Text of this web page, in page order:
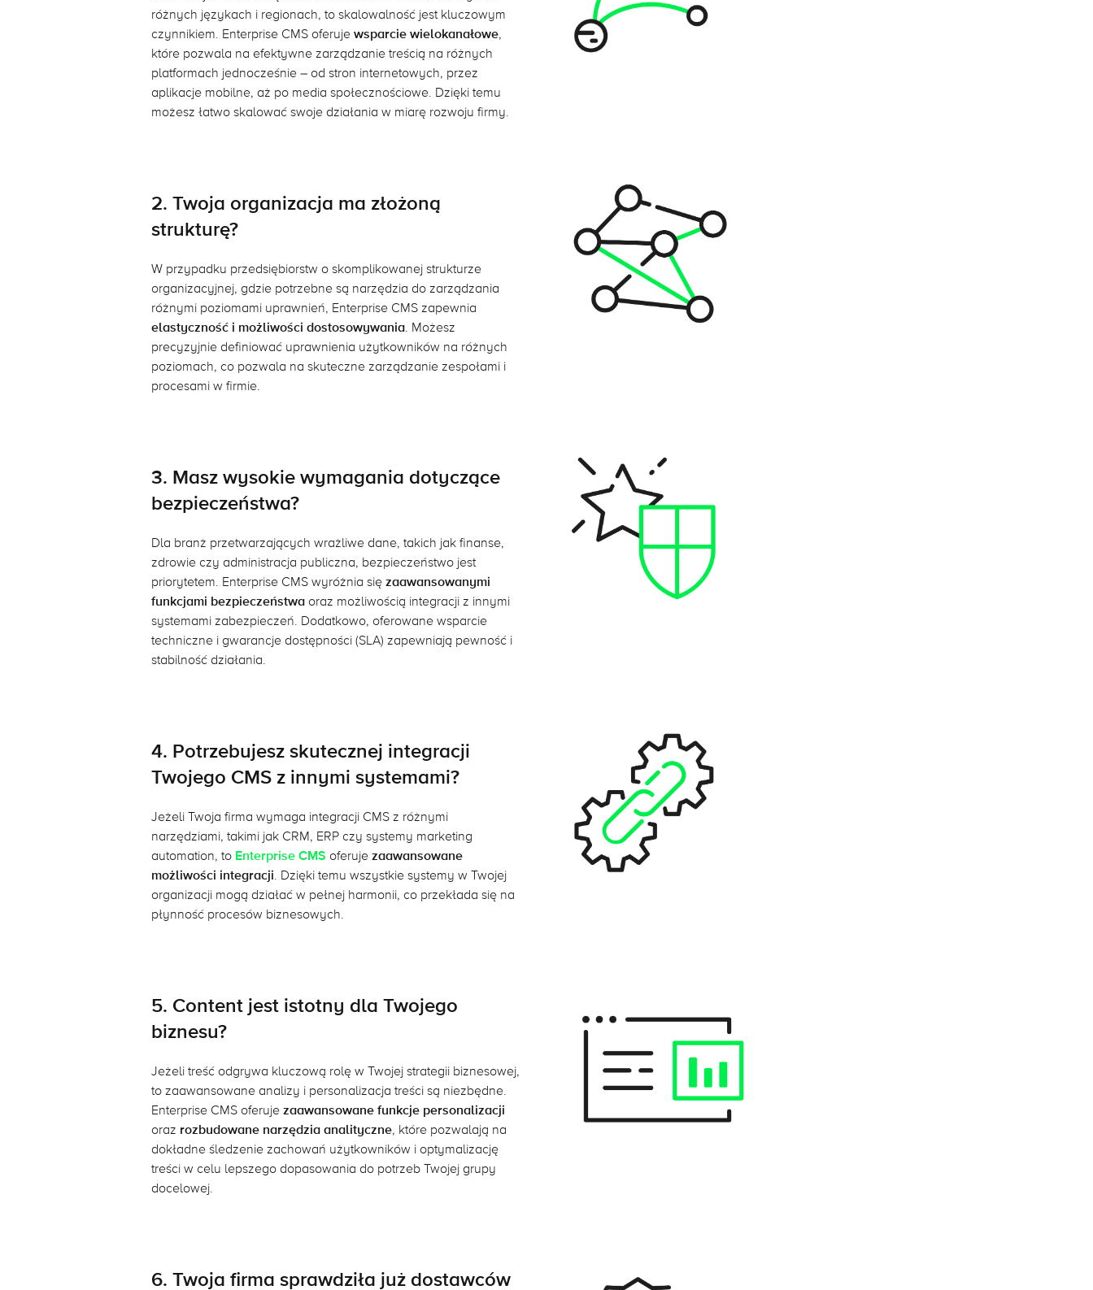
różnych językach i regionach, to skalowalność jest kluczowym
czynnikiem. Enterprise CMS oferuje wsparcie wielokanałowe,
które pozwala na efektywne zarządzanie treścią na różnych
platformach jednocześnie – od stron internetowych, przez
aplikacje mobilne, aż po media społecznościowe. Dzięki temu
możesz łatwo skalować swoje działania w miarę rozwoju firmy.
2. Twoja organizacja ma złożoną
strukturę?
W przypadku przedsiębiorstw o skomplikowanej strukturze
organizacyjnej, gdzie potrzebne są narzędzia do zarządzania
różnymi poziomami uprawnień, Enterprise CMS zapewnia
elastyczność i możliwości dostosowywania. Możesz
precyzyjnie definiować uprawnienia użytkowników na różnych
poziomach, co pozwala na skuteczne zarządzanie zespołami i
procesami w firmie.
3. Masz wysokie wymagania dotyczące
bezpieczeństwa?
Dla branż przetwarzających wrażliwe dane, takich jak finanse,
zdrowie czy administracja publiczna, bezpieczeństwo jest
priorytetem. Enterprise CMS wyróżnia się zaawansowanymi
funkcjami bezpieczeństwaoraz możliwością integracji z innymi
systemami zabezpieczeń. Dodatkowo, oferowane wsparcie
techniczne i gwarancje dostępności (SLA) zapewniają pewność i
stabilność działania.
4. Potrzebujesz skutecznej integracji
Twojego CMS z innymi systemami?
Jeżeli Twoja firma wymaga integracji CMS z różnymi
narzędziami, takimi jak CRM, ERP czy systemy marketing
automation, to Enterprise CMS oferuje zaawansowane
możliwości integracji. Dzięki temu wszystkie systemy w Twojej
organizacji mogą działać w pełnej harmonii, co przekłada się na
płynność procesów biznesowych.
5. Content jest istotny dla Twojego
biznesu?
Jeżeli treść odgrywa kluczową rolę w Twojej strategii biznesowej,
to zaawansowane analizy i personalizacja treści są niezbędne.
Enterprise CMS oferuje zaawansowane funkcje personalizacji
oraz rozbudowane narzędzia analityczne, które pozwalają na
dokładne śledzenie zachowań użytkowników i optymalizację
treści w celu lepszego dopasowania do potrzeb Twojej grupy
docelowej.
6. Twoja firma sprawdziła już dostawców